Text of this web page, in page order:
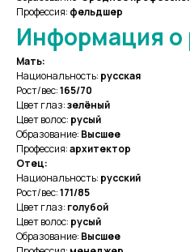
Профессия: фельдшер
Информация о
Мать:
Национальность: русская
Рост/вес:165/70
Цвет глаз:зелёный
Цвет волос: русый
Образование: Высшее
Профессия:архитектор
Отец:
Национальность: русский
Рост/вес:171/85
Цвет глаз: голубой
Цвет волос: русый
Образование: Высшее